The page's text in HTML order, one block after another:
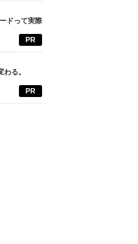
ドって実際
PR
る。
PR